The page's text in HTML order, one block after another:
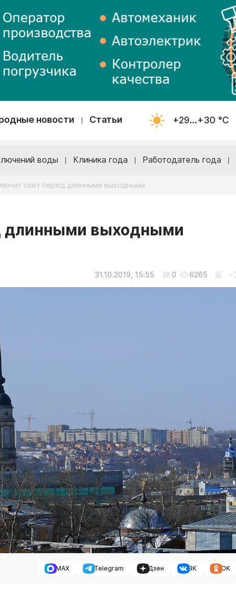
новости Статьи +29...+30 °С
воды Клиника года Работодатель года
свет перед длинными выходными
длинными выходными
31.10.2019, 15:55 0 6265
MAX Telegram Дзен ВК ОК